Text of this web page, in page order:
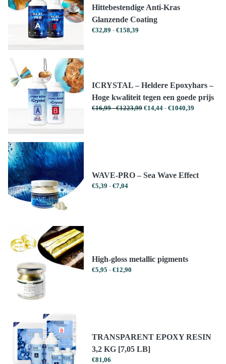
Hittebestendige Anti-Kras
Glanzende Coating
€32,89 - €158,39
ICRYSTAL – Heldere Epoxyhars –
Hoge kwaliteit tegen een goede prijs
€16,99 - €1223,99Prijsklasse:
€14,44 - €1040,39
WAVE-PRO – Sea Wave Effect
€5,39 - €7,04Prijsklasse:
High-gloss metallic pigments
€5,95 - €12,90
TRANSPARENT EPOXY RESIN
3,2 KG [7,05 LB]
€81,06